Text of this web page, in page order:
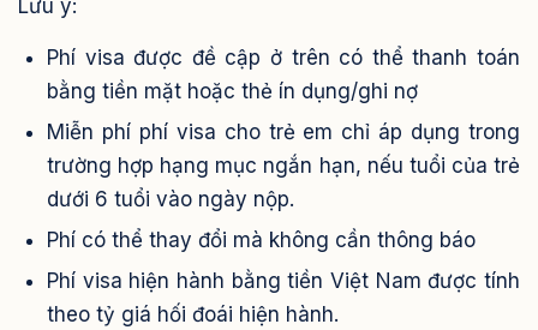
Lưu ý:
Phí visa được đề cập ở trên có thể thanh toán
bằng tiền mặt hoặc thẻ ín dụng/ghi nợ
Miễn phí phí visa cho trẻ em chỉ áp dụng trong
trường hợp hạng mục ngắn hạn, nếu tuổi của trẻ
dưới 6 tuổi vào ngày nộp.
Phí có thể thay đổi mà không cần thông báo
Phí visa hiện hành bằng tiền Việt Nam được tính
theo tỷ giá hối đoái hiện hành.